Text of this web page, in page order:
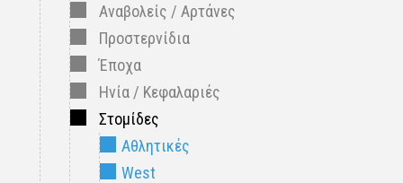
Αναβολείς / Αρτάνες
Προστερνίδια
Έποχα
Ηνία / Κεφαλαριές
Στομίδες
Αθλητικές
West